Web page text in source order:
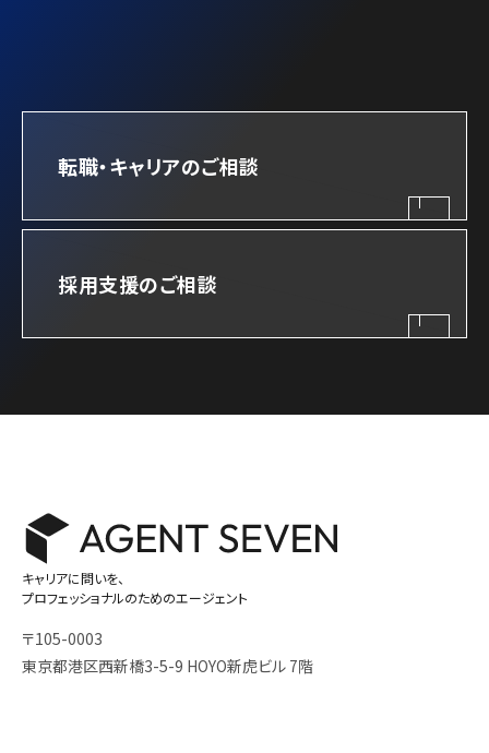
転職・キャリアのご相談
採用支援のご相談
キャリアに問いを、
プロフェッショナルのためのエージェント
〒105-0003
東京都港区西新橋3-5-9 HOYO新虎ビル 7階